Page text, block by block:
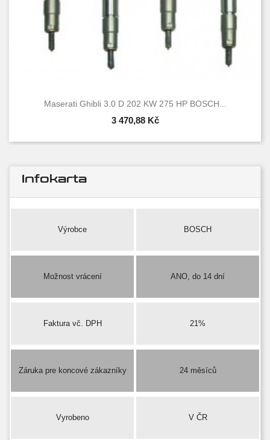
Maserati Ghibli 3.0 D 202 KW 275 HP BOSCH...
3 470,88 Kč
Infokarta
Výrobce BOSCH
Možnost vrácení ANO, do 14 dní
Faktura vč. DPH 21%
Záruka pre koncové zákazníky 24 měsíců
Vyrobeno V ČR